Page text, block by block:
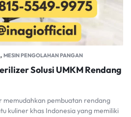
, MESIN PENGOLAHAN PANGAN
Solusi UMKM Rendang
memudahkan pembuatan rendang
kuliner khas Indonesia yang memiliki